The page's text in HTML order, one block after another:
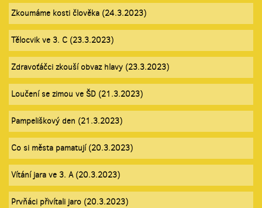
Zkoumáme kosti člověka (24.3.2023)
Tělocvik ve 3. C (23.3.2023)
Zdravoťáčci zkouší obvaz hlavy (23.3.2023)
Loučení se zimou ve ŠD (21.3.2023)
Pampeliškový den (21.3.2023)
Co si města pamatují (20.3.2023)
Vítání jara ve 3. A (20.3.2023)
Prvňáci přivítali jaro (20.3.2023)